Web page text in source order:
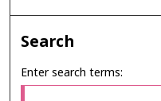
Search
Enter search terms: